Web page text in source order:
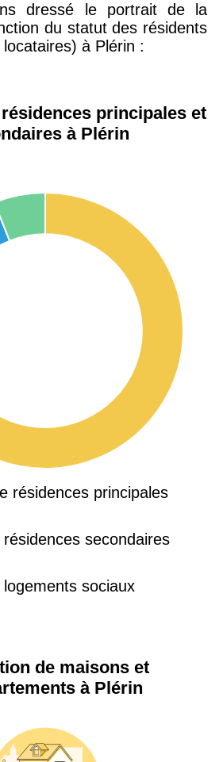
dressé le portrait de la
du statut des résidents
à Plérin :
principales et
à Plérin
résidences principales
résidences secondaires
logements sociaux
de maisons et
à Plérin